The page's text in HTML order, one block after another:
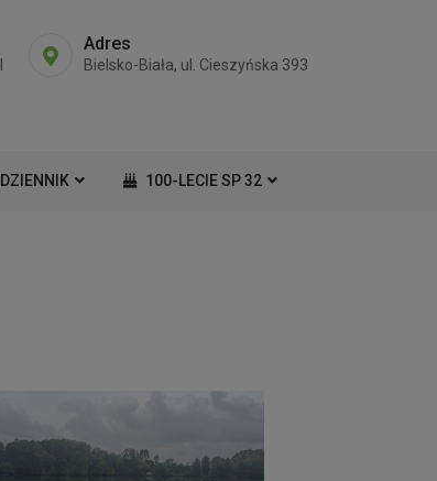
Adres
Bielsko-Biała, ul. Cieszyńska 393
DZIENNIK 100-LECIE SP 32